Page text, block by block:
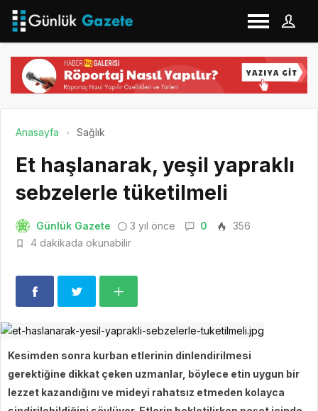
Anasayfa Sağlık
Et haşlanarak, yeşil yapraklı
sebzelerle tüketilmeli
Günlük Gazete 3 yıl önce 0
356
4 dakikada okunabilir
Kesimden sonra kurban etlerinin dinlendirilmesi
gerektiğine dikkat çeken uzmanlar, böylece etin uygun bir
lezzet kazandığını ve mideyi rahatsız etmeden kolayca